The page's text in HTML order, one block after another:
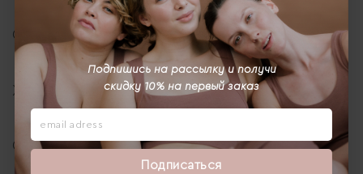
Подпишись на рассылку и получи
скидку 10% на первый заказ
Подписаться
Описание
Характеристики
Отзывы